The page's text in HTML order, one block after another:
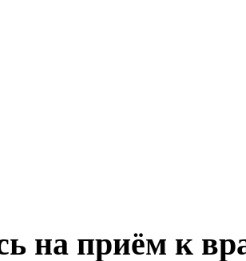
на приём к